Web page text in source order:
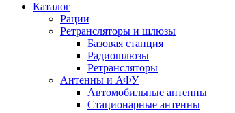
Каталог
Рации
Ретрансляторы и шлюзы
Базовая станция
Радиошлюзы
Ретрансляторы
Антенны и АФУ
Автомобильные антенны
Стационарные антенны